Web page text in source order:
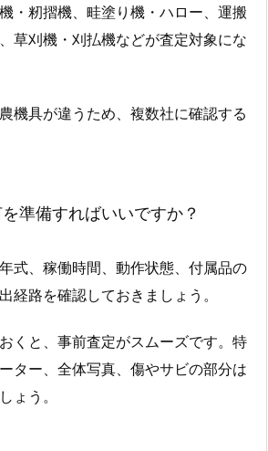
・籾摺機、畦塗り機・ハロー、運搬
草刈機・刈払機などが査定対象にな
機具が違うため、複数社に確認する
準備すればいいですか？
式、稼働時間、動作状態、付属品の
経路を確認しておきましょう。
くと、事前査定がスムーズです。特
ター、全体写真、傷やサビの部分は
ょう。